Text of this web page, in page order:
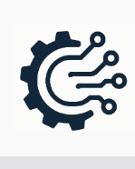
inhoud